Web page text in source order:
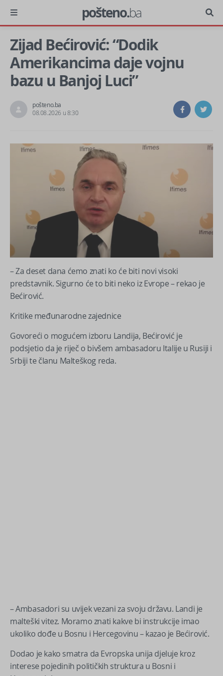
pošteno.ba
Zijad Bećirović: “Dodik
Amerikancima daje vojnu
bazu u Banjoj Luci”
pošteno.ba
08.08.2026 u 8:30
– Za deset dana ćemo znati ko će biti novi visoki
predstavnik. Sigurno će to biti neko iz Evrope – rekao je
Bećirović.
Kritike međunarodne zajednice
Govoreći o mogućem izboru Landija, Bećirović je
podsjetio da je riječ o bivšem ambasadoru Italije u Rusiji i
Srbiji te članu Malteškog reda.
– Ambasadori su uvijek vezani za svoju državu. Landi je
malteški vitez. Moramo znati kakve bi instrukcije imao
ukoliko dođe u Bosnu i Hercegovinu – kazao je Bećirović.
Dodao je kako smatra da Evropska unija djeluje kroz
interese pojedinih političkih struktura u Bosni i